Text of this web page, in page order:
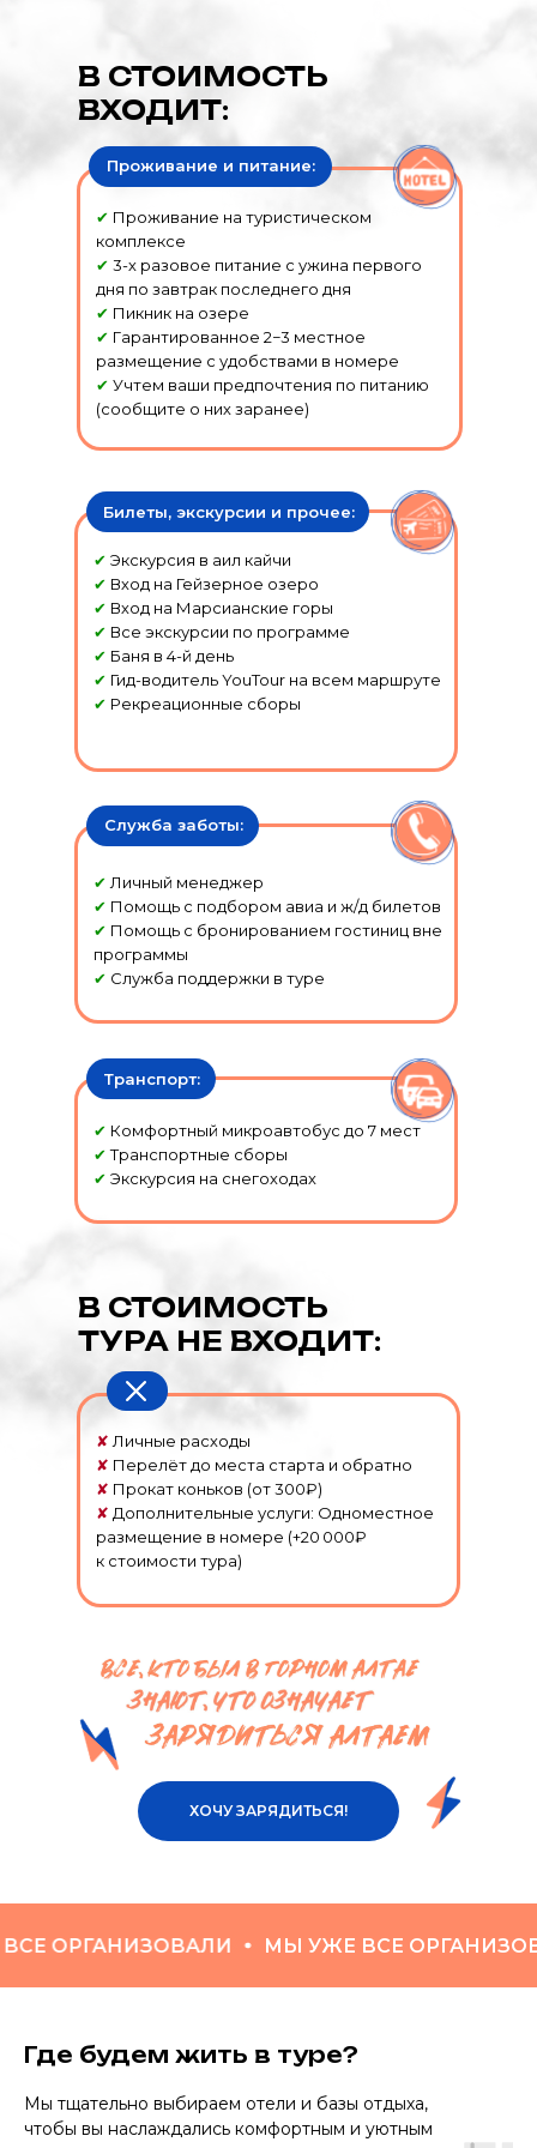
✔ Экскурсия в аил кайчи
✔ Вход на Гейзерное озеро
✔ Вход на Марсианские горы
✔ Все экскурсии по программе
✔ Баня в 4-й день
✔ Гид-водитель YouTour на всем маршруте
✔ Рекреационные сборы
Билеты, экскурсии и прочее:
✔ Проживание на туристическом
комплексе
✔ 3-х разовое питание с ужина первого
дня по завтрак последнего дня
✔ Пикник на озере
✔ Гарантированное 2−3 местное
размещение с удобствами в номере
✔ Учтем ваши предпочтения по питанию
(сообщите о них заранее)
Проживание и питание:
В СТОИМОСТЬ
ВХОДИТ:
✔ Комфортный микроавтобус до 7 мест
✔Транспортные сборы
✔ Экскурсия на снегоходах
Транспорт:
В СТОИМОСТЬ
ТУРА НЕ ВХОДИТ:
✘ Личные расходы
✘ Перелёт до места старта и обратно
✘ Прокат коньков (от 300₽)
✘ Дополнительные услуги: Одноместное
размещение в номере (+20 000₽
к стоимости тура)
✔ Личный менеджер
✔ Помощь с подбором авиа и ж/д билетов
✔ Помощь с бронированием гостиниц вне
программы
✔ Служба поддержки в туре
Служба заботы:
ХОЧУ ЗАРЯДИТЬСЯ!
МЫ УЖЕ ВСЕ ОРГАНИЗОВАЛИ
Где будем жить в туре?
Мы тщательно выбираем отели и базы отдыха,
чтобы вы наслаждались комфортным и уютным